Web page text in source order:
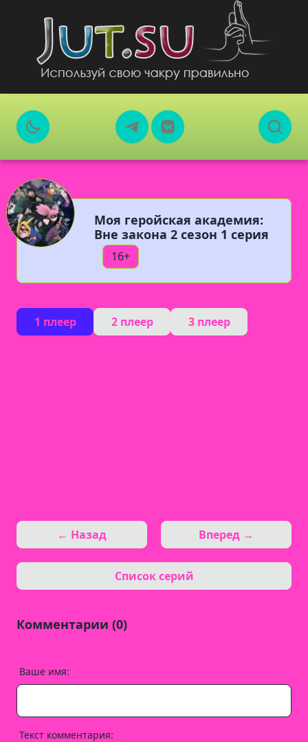
Моя геройская академия:
Вне закона 2 сезон 1 серия
16+
1 плеер 2 плеер 3 плеер
← Назад
Список серий
Вперед →
Комментарии (0)
Ваше имя:
Текст комментария: